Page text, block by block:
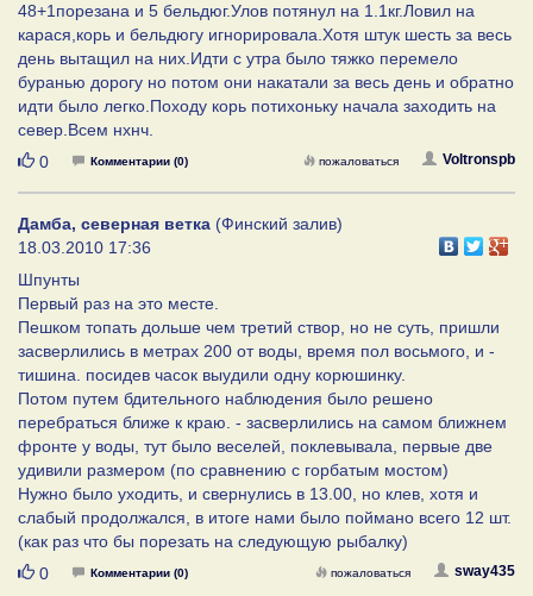
48+1порезана и 5 бельдюг.Улов потянул на 1.1кг.Ловил на
карася,корь и бельдюгу игнорировала.Хотя штук шесть за весь
день вытащил на них.Идти с утра было тяжко перемело
буранью дорогу но потом они накатали за весь день и обратно
идти было легко.Походу корь потихоньку начала заходить на
север.Всем нхнч.
Нравится
0 Комментарии (0) Voltronspb
пожаловаться
Дамба, северная ветка (Финский залив)
18.03.2010 17:36
Шпунты
Первый раз на это месте.
Пешком топать дольше чем третий створ, но не суть, пришли
засверлились в метрах 200 от воды, время пол восьмого, и -
тишина. посидев часок выудили одну корюшинку.
Потом путем бдительного наблюдения было решено
перебраться ближе к краю. - засверлились на самом ближнем
фронте у воды, тут было веселей, поклевывала, первые две
удивили размером (по сравнению с горбатым мостом)
Нужно было уходить, и свернулись в 13.00, но клев, хотя и
слабый продолжался, в итоге нами было поймано всего 12 шт.
(как раз что бы порезать на следующую рыбалку)
Нравится
0 Комментарии (0) sway435
пожаловаться